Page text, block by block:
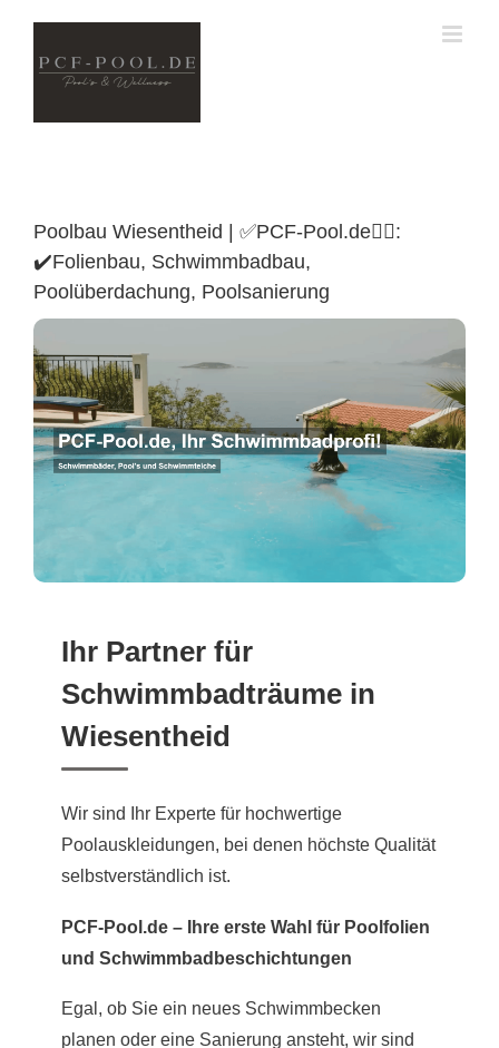
content
Poolbau Wiesentheid | ✅PCF-Pool.de🏊🏼:
✔️Folienbau, Schwimmbadbau,
Poolüberdachung, Poolsanierung
Poolüberdachung
Ihr Partner für
Schwimmbadträume in
Wiesentheid
Wir sind Ihr Experte für hochwertige
Poolauskleidungen, bei denen höchste Qualität
selbstverständlich ist.
PCF-Pool.de – Ihre erste Wahl für Poolfolien
und Schwimmbadbeschichtungen
Egal, ob Sie ein neues Schwimmbecken
planen oder eine Sanierung ansteht, wir sind